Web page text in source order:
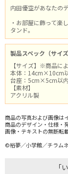
内田優空があなたの
・お部屋に飾って楽
タンド。
製品スペック（サイ
【サイズ】※商品に
本体：14cm×10cm
台座：5cm×5cm以内
【素材】
アクリル製
商品の写真および画像は
商品のデザイン・仕様・
画像・テキストの無断転
©裕夢／小学館／チラム
「